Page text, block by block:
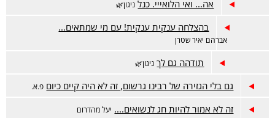
אה... ואי הלואייי. כנל ניגון🌿
בהצלחה ענקית ענקית! עם מי שמתאים...
אברהם יאיר שטרן
תודהה גם לך ניגון🌿
גם בלי הגזירה של רבינו גרשום, זה לא היה קיים כיום פ.א.
זה לא אמור להיות חג לנשואים.... יעל מהדרום